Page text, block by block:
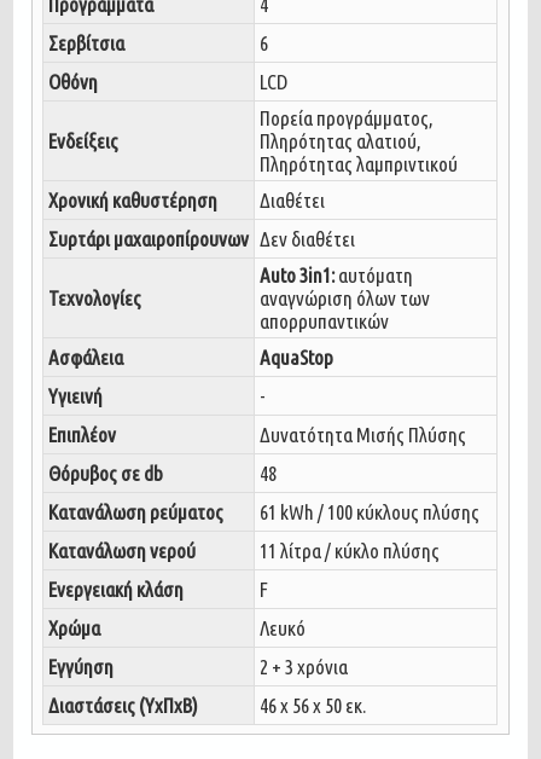
Σερβίτσια
6
Οθόνη
LCD
Ενδείξεις
Πορεία προγράμματος,
Πληρότητας αλατιού,
Πληρότητας λαμπριντικού
Χρονική καθυστέρηση
Διαθέτει
Συρτάρι μαχαιροπίρουνων Δεν διαθέτει
Τεχνολογίες
Auto 3in1:αυτόματη
αναγνώριση όλων των
απορρυπαντικών
Ασφάλεια
AquaStop
Υγιεινή
-
Επιπλέον
Δυνατότητα Μισής Πλύσης
Θόρυβος σε db
48
Κατανάλωση ρεύματος
61 kWh / 100 κύκλους πλύσης
Kατανάλωση νερού
11 λίτρα / κύκλο πλύσης
Ενεργειακή κλάση
F
Χρώμα
Λευκό
Εγγύηση
2 + 3 χρόνια
Διαστάσεις (ΥxΠxΒ)
46 x 56 x 50 εκ.